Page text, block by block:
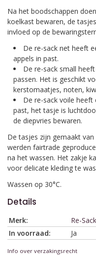
Na het boodschappen
koelkast bewaren, de
invloed op de
De re-sack net heeft
appels in past.
De re-sack small
passen. Het is geschikt
kerstomaatjes, noten,
De re-sack voile
past, het tasje is
de diepvries bewaren.
De tasjes zijn gemaakt
werden fairtrade
na het wassen. Het zakje
voor delicate kleding te
Wassen op 30°C.
Details
Merk:
Re-Sack
In voorraad:
Ja
Info over verzakingsrecht